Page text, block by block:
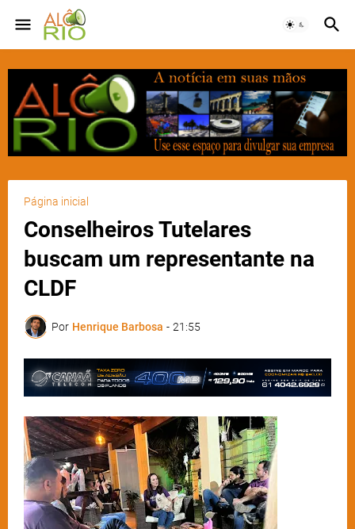
Página inicial
Conselheiros Tutelares
buscam um representante na
CLDF
Por Henrique Barbosa - 21:55